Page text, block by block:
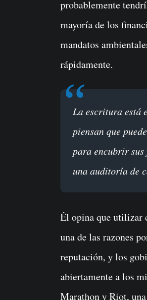
probablemente
mayoría de los
mandatos
rápidamente.
La escritura está en la pared para las empresas mineras públicas de Bitcoin que
piensan que
para encubrir sus
una auditoría de
Él opina que utilizar
una de las razones
reputación, y los
abiertamente a los
Marathon y Riot,